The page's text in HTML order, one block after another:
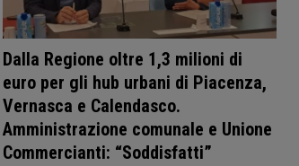
Dalla Regione oltre 1,3 milioni di
euro per gli hub urbani di Piacenza,
Vernasca e Calendasco.
Amministrazione comunale e Unione
Commercianti: “Soddisfatti”